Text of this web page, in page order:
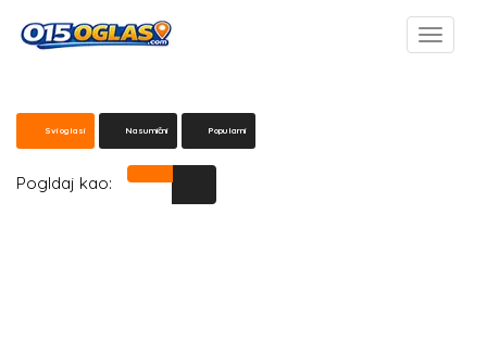
Svi oglasi Nasumični Popularni
Pogldaj kao: